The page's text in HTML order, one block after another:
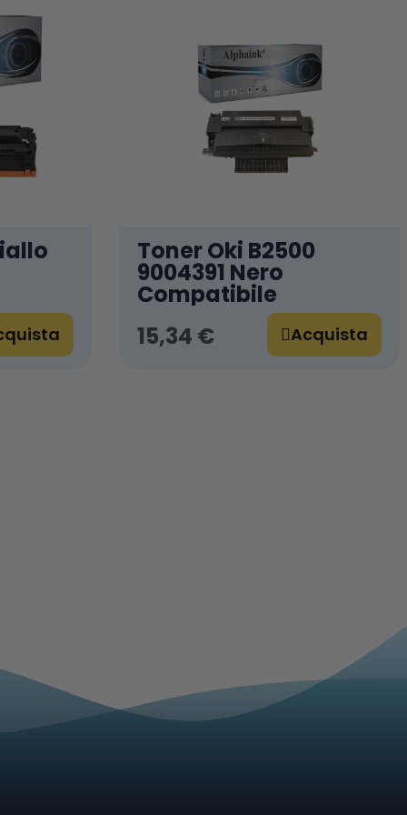
Toner Oki B2500
9004391 Nero
Compatibile
15,34 €
Acquista